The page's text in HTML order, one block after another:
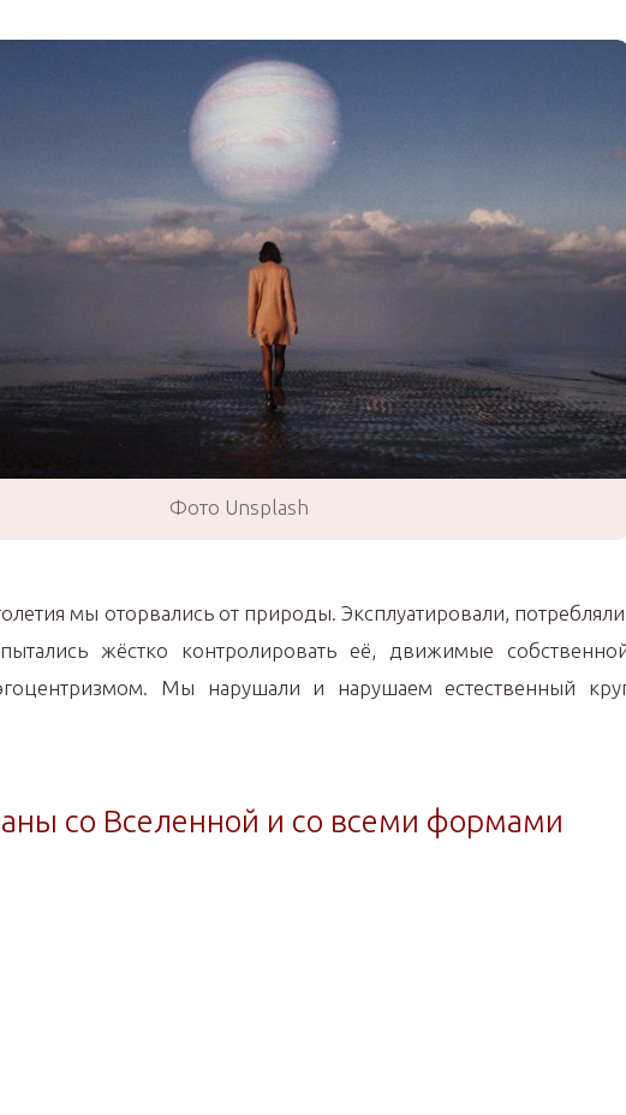
Фото Unsplash
мы оторвались от природы. Эксплуатировали, потребляли,
жёстко контролировать её, движимые
Мы нарушали и нарушаем естественный
со Вселенной и со всеми формами